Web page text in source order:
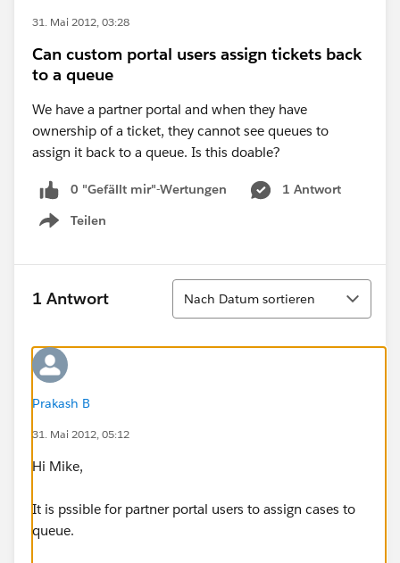
31. Mai 2012, 03:28
Can custom portal users assign tickets back
to a queue
We have a partner portal and when they have
ownership of a ticket, they cannot see queues to
assign it back to a queue. Is this doable?
0 "Gefällt mir"-Wertungen
1 Antwort
Teilen
Show menu
1 Antwort
Sortieren
Nach Datum sortieren
Prakash B
31. Mai 2012, 05:12
Hi Mike,
It is pssible for partner portal users to assign cases to
queue.